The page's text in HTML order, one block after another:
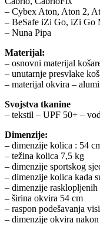
– Cybex Aton, Aton 2,
– BeSafe iZi Go, iZi Go
– Nuna Pipa
Materijal:
– osnovni materijal
– unutarnje presvlake
– materijal okvira –
Svojstva tkanine
– tekstil – UPF 50+ –
Dimenzije:
– dimenzije kolica : 54
– težina kolica 7,5 kg
– dimenzije sportskog
– dimenzije kolica kada
– dimenzije
– širina okvira 54 cm
– raspon podešavanja
– dimenzije okvira